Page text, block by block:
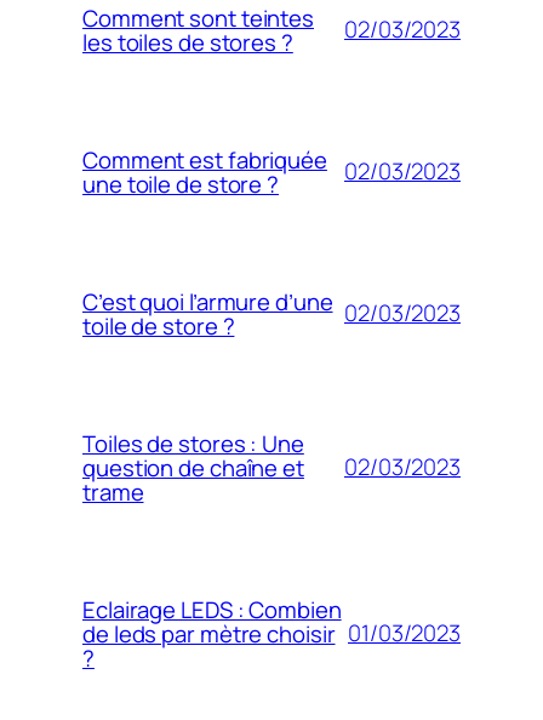
Comment sont teintes
les toiles de stores ? 02/03/2023
Comment est fabriquée
une toile de store ? 02/03/2023
C’est quoi l’armure d’une
toile de store ? 02/03/2023
Toiles de stores : Une
question de chaîne et
trame
02/03/2023
Eclairage LEDS : Combien
de leds par mètre choisir
?
01/03/2023